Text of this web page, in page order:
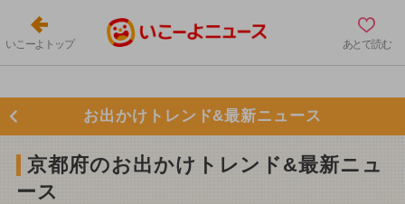
いこーよトップ あとで読む
お出かけトレンド&最新ニュース
京都府のお出かけトレンド&最新ニュ
ース